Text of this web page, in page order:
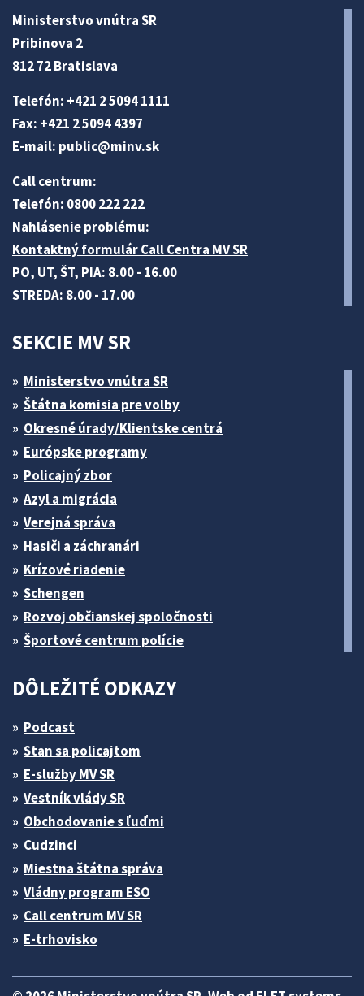
Ministerstvo vnútra SR
Pribinova 2
812 72 Bratislava
Telefón: +421 2 5094 1111
Fax: +421 2 5094 4397
E-mail: public@minv.sk
Call centrum:
Telefón: 0800 222 222
Nahlásenie problému:
Kontaktný formulár Call Centra MV SR
PO, UT, ŠT, PIA: 8.00 - 16.00
STREDA: 8.00 - 17.00
SEKCIE MV SR
Ministerstvo vnútra SR
Štátna komisia pre volby
Okresné úrady/Klientske centrá
Európske programy
Policajný zbor
Azyl a migrácia
Verejná správa
Hasiči a záchranári
Krízové riadenie
Schengen
Rozvoj občianskej spoločnosti
Športové centrum polície
DÔLEŽITÉ ODKAZY
Podcast
Stan sa policajtom
E-služby MV SR
Vestník vlády SR
Obchodovanie s ľuďmi
Cudzinci
Miestna štátna správa
Vládny program ESO
Call centrum MV SR
E-trhovisko